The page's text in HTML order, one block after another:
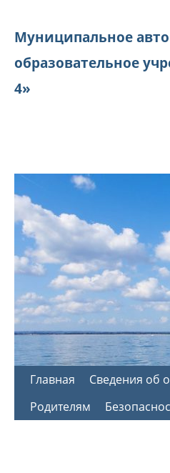
Муниципальное
образовательное
4»
Перейти
Главная
Сведения об
Родителям